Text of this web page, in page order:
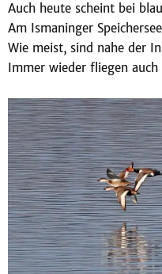
Auch heute scheint bei
Am Ismaninger
Wie meist, sind nahe der
Immer wieder fliegen